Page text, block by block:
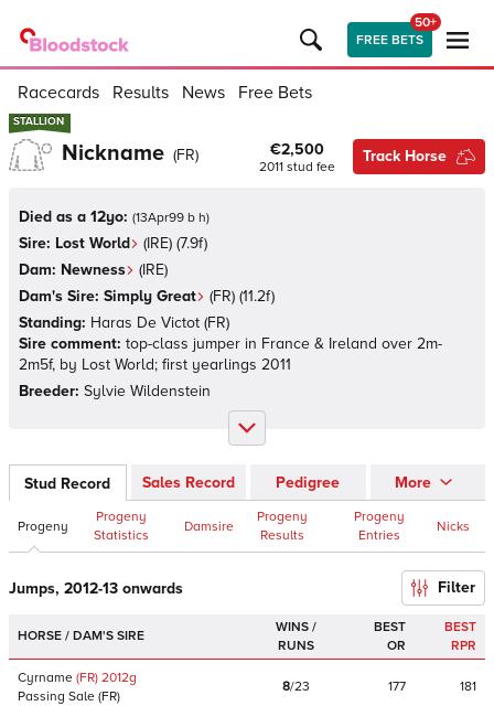
FREE BETS
50+
Racecards Results News Free Bets
STALLION
STALLION
Nickname (FR) €2,500
2011 stud fee
Track Horse
Died as a 12yo: (13Apr99 b h)
Sire: Lost World (IRE) (7.9f)
Dam: Newness (IRE)
Dam's Sire: Simply Great (FR) (11.2f)
Standing: Haras De Victot (FR)
Sire comment: top-class jumper in France & Ireland over 2m-
2m5f, by Lost World; first yearlings 2011
Breeder: Sylvie Wildenstein
Stud Record Sales Record Pedigree More
Progeny
Progeny
Statistics
Damsire
Progeny
Results
Progeny
Entries
Nicks
Jumps, 2012-13 onwards Filter
HORSE / DAM'S SIRE
WINS /
RUNS
BEST
OR
BEST
RPR
Cyrname (FR) 2012g
Passing Sale (FR)
8/23 177 181